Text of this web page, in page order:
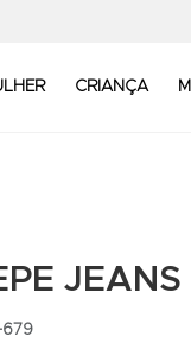
CRIANÇA
JEANS
679